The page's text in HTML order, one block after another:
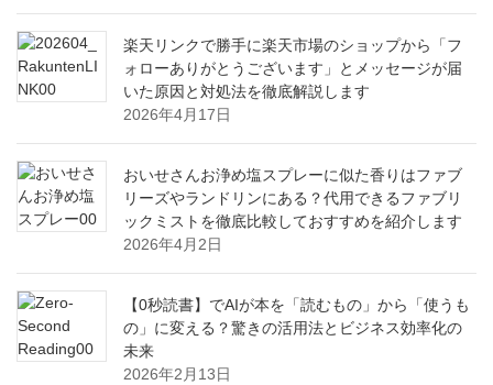
楽天リンクで勝手に楽天市場のショップから「フ
ォローありがとうございます」とメッセージが届
いた原因と対処法を徹底解説します
2026年4月17日
おいせさんお浄め塩スプレーに似た香りはファブ
リーズやランドリンにある？代用できるファブリ
ックミストを徹底比較しておすすめを紹介します
2026年4月2日
【0秒読書】でAIが本を「読むもの」から「使うも
の」に変える？驚きの活用法とビジネス効率化の
未来
2026年2月13日